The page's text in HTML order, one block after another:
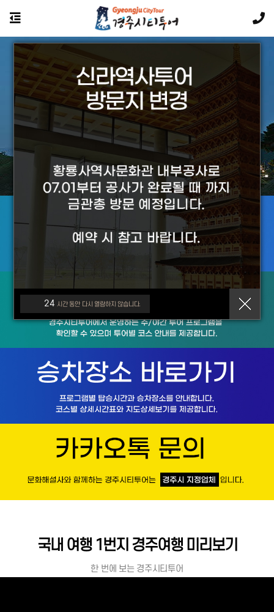
24 시간 동안 다시 열람하지 않습니다.
경주의 야경투어는 황홀합니다.
투어상품에 대해
궁금하신 사항은 카카오톡 문의를 이용하세요
카카오톡 문의
국내 여행 1번지 경주여행 미리보기
한 번에 보는 경주시티투어